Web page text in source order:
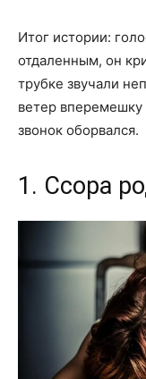
Итог истории:
отдаленным, он
трубке звучали
ветер
звонок оборвался.
1. Ссора